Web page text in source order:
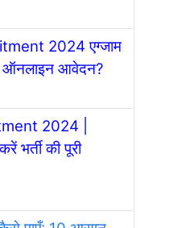
2024 एग्जाम
आवेदन?
2024 |
भर्ती की पूरी